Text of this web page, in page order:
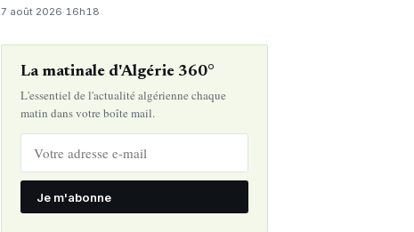
7 août 2026· 16h18
La matinale d'Algérie 360°
L'essentiel de l'actualité algérienne chaque
matin dans votre boîte mail.
Je m'abonne